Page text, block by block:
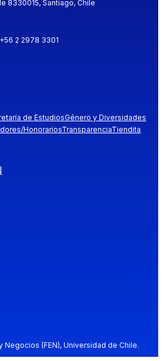
8330015, Santiago, Chile
+56 2 2978 3301
de EstudiosGénero y Diversidades
HonorariosTransparenciaTiendita
Negocios (FEN), Universidad de Chile.